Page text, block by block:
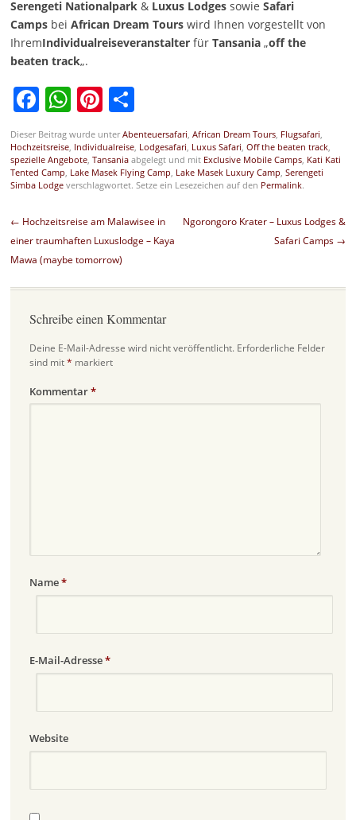
Serengeti Nationalpark& Luxus Lodgessowie Safari
Campsbei African Dream Tourswird Ihnen vorgestellt von
IhremIndividualreiseveranstalterfür Tansania„off the
beaten track„.
Facebook
WhatsApp
Pinterest
Teilen
Dieser Beitrag wurde unterAbenteuersafari African Dream Tours, Flugsafari
Hochzeitsreise, Individualreise, Lodgesafari Luxus Safari Off the beaten track,
spezielle Angebote, Tansaniaabgelegt und mit Exclusive Mobile Camps, Kati Kati
Tented Camp Lake Masek Flying Camp Lake Masek Luxury Camp Serengeti
Simba Lodgeverschlagwortet. Setze ein Lesezeichen auf den Permalink.
Beitragsnavigation
← Hochzeitsreise am Malawisee in
einer traumhaften Luxuslodge – Kaya
Mawa (maybe tomorrow)
Ngorongoro Krater – Luxus Lodges &
Safari Camps →
Schreibe einen Kommentar
Deine E-Mail-Adresse wird nicht veröffentlicht. Erforderliche Felder
sind mit* markiert
Kommentar*
Name*
E-Mail-Adresse*
Website